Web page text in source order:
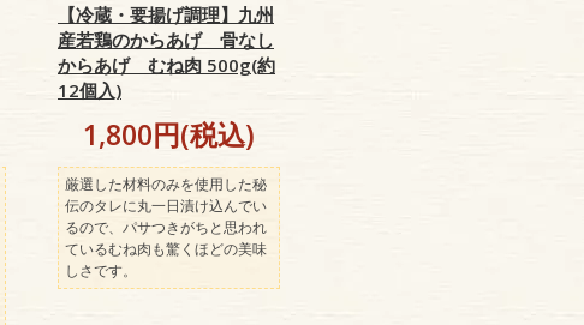
【冷蔵・要揚げ調理】九州
産若鶏のからあげ 骨なし
からあげ むね肉 500g(約
12個入)
1,800円(税込)
厳選した材料のみを使用した秘
伝のタレに丸一日漬け込んでい
るので、パサつきがちと思われ
ているむね肉も驚くほどの美味
しさです。